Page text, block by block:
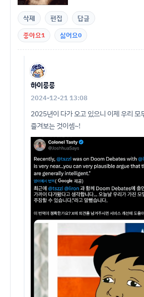
삭제 편집
답글
좋아요1 싫어요0
하이룽룽
2024-12-21 13:08
2025년이 다가 오고 있으니 이제 우리 모
즐겨보는 것이셈~!